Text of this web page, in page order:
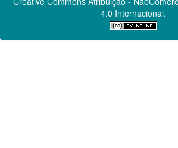
4.0 Internacional.